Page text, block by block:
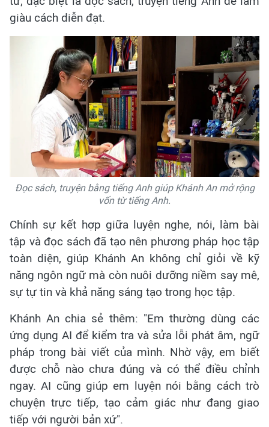
giàu cách diễn đạt.
Đọc sách, truyện bằng tiếng Anh giúp Khánh An mở rộng
vốn từ tiếng Anh.
Chính sự kết hợp giữa luyện nghe, nói, làm bài
tập và đọc sách đã tạo nên phương pháp học tập
toàn diện, giúp Khánh An không chỉ giỏi về kỹ
năng ngôn ngữ mà còn nuôi dưỡng niềm say mê,
sự tự tin và khả năng sáng tạo trong học tập.
Khánh An chia sẻ thêm: "Em thường dùng các
ứng dụng AI để kiểm tra và sửa lỗi phát âm, ngữ
pháp trong bài viết của mình. Nhờ vậy, em biết
được chỗ nào chưa đúng và có thể điều chỉnh
ngay. AI cũng giúp em luyện nói bằng cách trò
chuyện trực tiếp, tạo cảm giác như đang giao
tiếp với người bản xứ".